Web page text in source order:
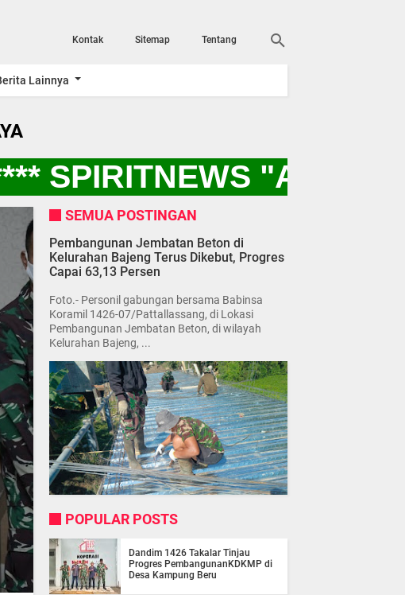
Kontak Sitemap Tentang
Lainnya
"AYO KITA
SEMUA POSTINGAN
Pembangunan Jembatan Beton di
Kelurahan Bajeng Terus Dikebut, Progres
Capai 63,13 Persen
Foto.- Personil gabungan bersama Babinsa
Koramil 1426-07/Pattallassang, di Lokasi
Pembangunan Jembatan Beton, di wilayah
Kelurahan Bajeng, ...
POPULAR POSTS
Dandim 1426 Takalar Tinjau
Progres PembangunanKDKMP di
Desa Kampung Beru